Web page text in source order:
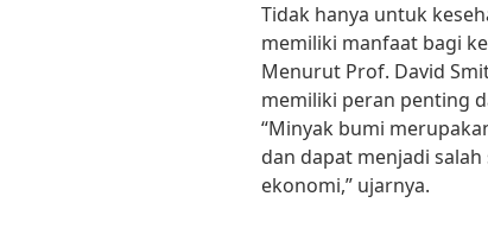
Tidak hanya untuk
memiliki manfaat bagi
Menurut Prof. David
memiliki peran penting
“Minyak bumi
dan dapat menjadi
ekonomi,” ujarnya.